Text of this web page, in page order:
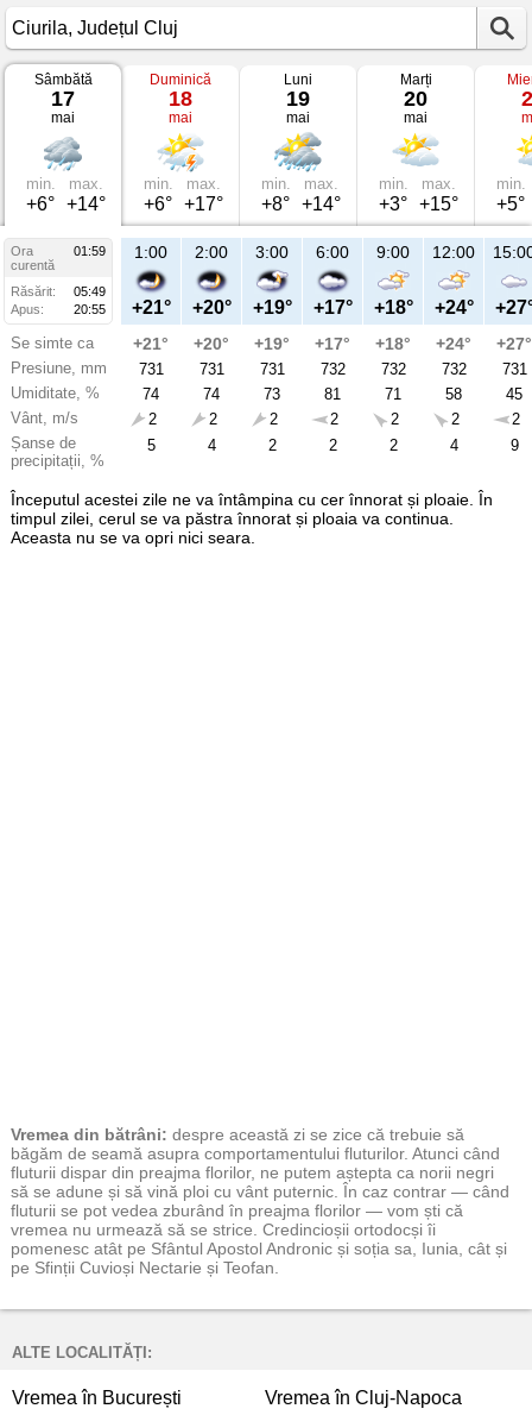
Vremea
Ciurila
mai
2025
Județul
Cluj
Sâmbătă
17
mai
min.
+6°
max.
+14°
Duminică
18
mai
min.
+6°
max.
+17°
Luni
19
mai
min.
+8°
max.
+14°
Marți
20
mai
min.
+3°
max.
+15°
min.
+5°
Ora
01:59
curentă
Răsărit:
05:49
Apus:
20:55
Se simte ca
Presiune, mm
Umiditate, %
Vânt, m/s
Șanse de
precipitații, %
1:00
+21°
+21°
731
74
2
5
2:00
+20°
+20°
731
74
2
4
3:00
+19°
+19°
731
73
2
2
6:00
+17°
+17°
732
81
2
2
9:00
+18°
+18°
732
71
2
2
12:00
+24°
+24°
732
58
2
4
+27°
731
45
2
9
Începutul acestei zile ne va întâmpina cu cer înnorat și ploaie. În
timpul zilei, cerul se va păstra înnorat și ploaia va continua.
Aceasta nu se va opri nici seara.
Vremea din bătrâni: despre această zi se zice că trebuie să
băgăm de seamă asupra comportamentului fluturilor. Atunci când
fluturii dispar din preajma florilor, ne putem aștepta ca norii negri
să se adune și să vină ploi cu vânt puternic. În caz contrar — când
fluturii se pot vedea zburând în preajma florilor — vom ști că
vremea nu urmează să se strice. Credincioșii ortodocși îi
pomenesc atât pe Sfântul Apostol Andronic și soția sa, Iunia, cât și
pe Sfinții Cuvioși Nectarie și Teofan.
ALTE LOCALITĂȚI:
Vremea în București Vremea în Cluj-Napoca